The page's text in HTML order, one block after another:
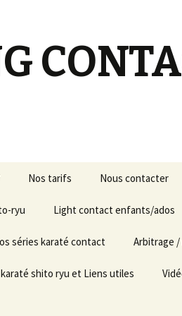
Nos tarifs Nous contacter
ryu Light contact enfants/ados
séries karaté contact Arbitrage
shito ryu et Liens utiles